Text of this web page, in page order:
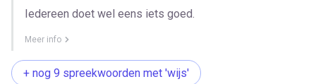
Iedereen doet wel eens iets goed.
Meer info
+ nog 9 spreekwoorden met 'wijs'